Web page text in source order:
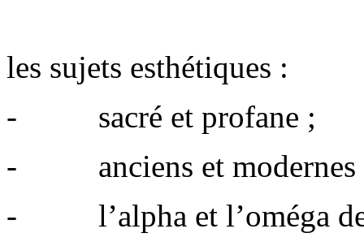
les sujets esthétiques :
- sacré et profane ;
- anciens et modernes
- l’alpha et l’oméga des